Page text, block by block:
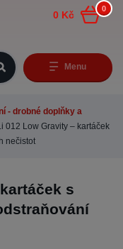
Menu
0
0 Kč
- drobné doplňky a
012 Low Gravity – kartáček
nečistot
s